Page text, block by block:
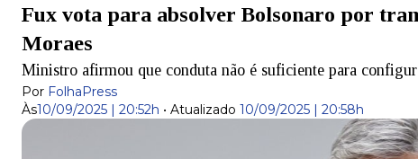
Fux vota para absolver Bolsonaro por
Moraes
Ministro afirmou que conduta não é suficiente para
Por FolhaPress
Às10/09/2025 | 20:52h • Atualizado 10/09/2025 | 20:58h